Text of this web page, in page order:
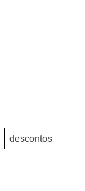
descontos